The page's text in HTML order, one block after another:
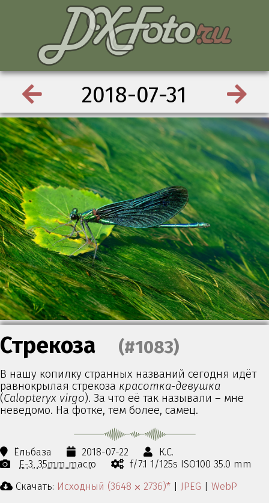
2018-07-31
Стрекоза (#1083)
В нашу копилку странных названий сегодня идёт
равнокрылая стрекоза красотка-девушка
(Calopteryx virgo). За что её так называли – мне
неведомо. На фотке, тем более, самец.
Ёльбаза 2018-07-22
К.С.
E-3 35mm macro
f/7.1 1/125s ISO100 35.0 mm
Скачать: Исходный (3648 ⨉ 2736)* | JPEG | WebP